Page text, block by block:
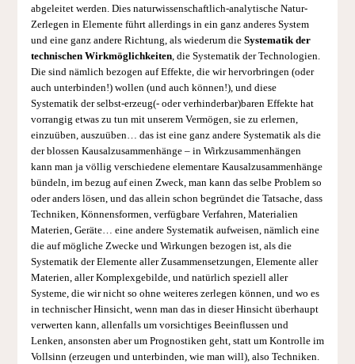
abgeleitet werden. Dies naturwissenschaftlich-analytische Natur-
Zerlegen in Elemente führt allerdings in ein ganz anderes System
und eine ganz andere Richtung, als wiederum die Systematik der
technischen Wirkmöglichkeiten, die Systematik der Technologien.
Die sind nämlich bezogen auf Effekte, die wir hervorbringen (oder
auch unterbinden!) wollen (und auch können!), und diese
Systematik der selbst-erzeug(- oder verhinderbar)baren Effekte hat
vorrangig etwas zu tun mit unserem Vermögen, sie zu erlernen,
einzuüben, auszuüben… das ist eine ganz andere Systematik als die
der blossen Kausalzusammenhänge – in Wirkzusammenhängen
kann man ja völlig verschiedene elementare Kausalzusammenhänge
bündeln, im bezug auf einen Zweck, man kann das selbe Problem so
oder anders lösen, und das allein schon begründet die Tatsache, dass
Techniken, Könnensformen, verfügbare Verfahren, Materialien
Materien, Geräte… eine andere Systematik aufweisen, nämlich eine
die auf mögliche Zwecke und Wirkungen bezogen ist, als die
Systematik der Elemente aller Zusammensetzungen, Elemente aller
Materien, aller Komplexgebilde, und natürlich speziell aller
Systeme, die wir nicht so ohne weiteres zerlegen können, und wo es
in technischer Hinsicht, wenn man das in dieser Hinsicht überhaupt
verwerten kann, allenfalls um vorsichtiges Beeinflussen und
Lenken, ansonsten aber um Prognostiken geht, statt um Kontrolle im
Vollsinn (erzeugen und unterbinden, wie man will), also Techniken.